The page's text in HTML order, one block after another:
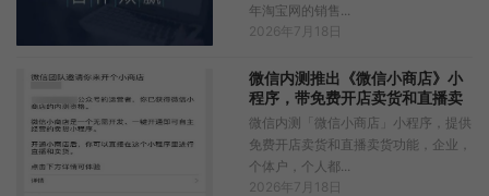
年淘宝网的销售...
2026年7月18日
微信内测推出《微信小商店》小
程序，带免费开店卖货和直播卖
货功能
微信内测「微信小商店」小程序，提供
免费开店卖货和直播卖货功能，企业，
个体户，个人都...
2026年7月18日